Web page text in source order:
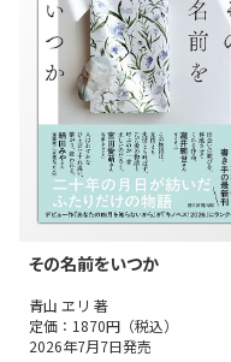
その名前をいつか
青山 ヱリ 著
定価：1870円（税込）
2026年7月7日発売